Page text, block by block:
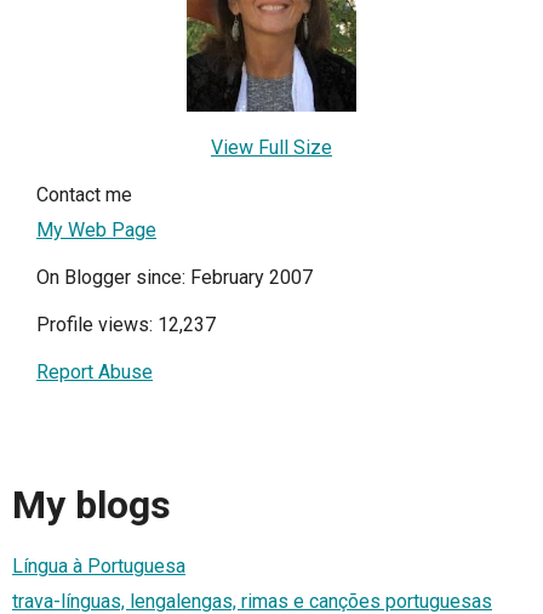
View Full Size
Contact me
My Web Page
On Blogger since: February 2007
Profile views: 12,237
Report Abuse
My blogs
Língua à Portuguesa
trava-línguas, lengalengas, rimas e canções portuguesas